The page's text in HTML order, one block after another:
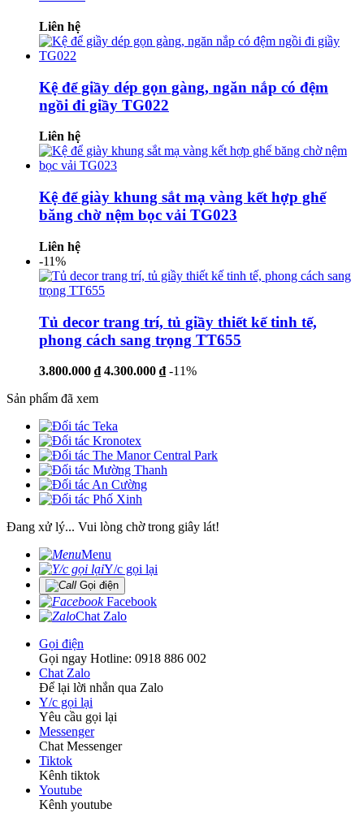
Liên hệ
Kệ để giầy dép gọn gàng, ngăn nắp có đệm
ngồi đi giầy TG022
Liên hệ
Kệ để giày khung sắt mạ vàng kết hợp ghế
băng chờ nệm bọc vải TG023
Liên hệ
-11%
Tủ decor trang trí, tủ giầy thiết kế tinh tế,
phong cách sang trọng TT655
3.800.000 ₫ 4.300.000 ₫ -11%
Sản phẩm đã xem
Đang xử lý... Vui lòng chờ trong giây lát!
Menu
Y/c gọi lại
Gọi điện
Facebook
Chat Zalo
Gọi điện
Gọi ngay Hotline: 0918 886 002
Chat Zalo
Để lại lời nhắn qua Zalo
Y/c gọi lại
Yêu cầu gọi lại
Messenger
Chat Messenger
Tiktok
Kênh tiktok
Youtube
Kênh youtube